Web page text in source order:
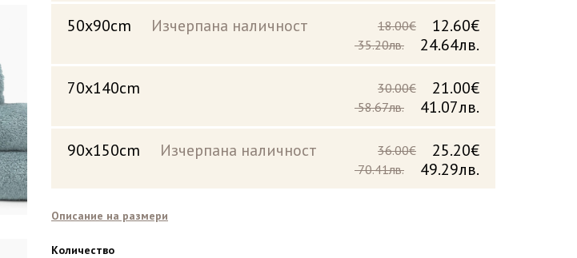
50x90cm Изчерпана наличност 12.60€
18.00€
24.64лв.
35.20лв.
70x140cm 21.00€
30.00€
41.07лв.
58.67лв.
90x150cm Изчерпана наличност 25.20€
36.00€
49.29лв.
70.41лв.
Описание на размери
Количество